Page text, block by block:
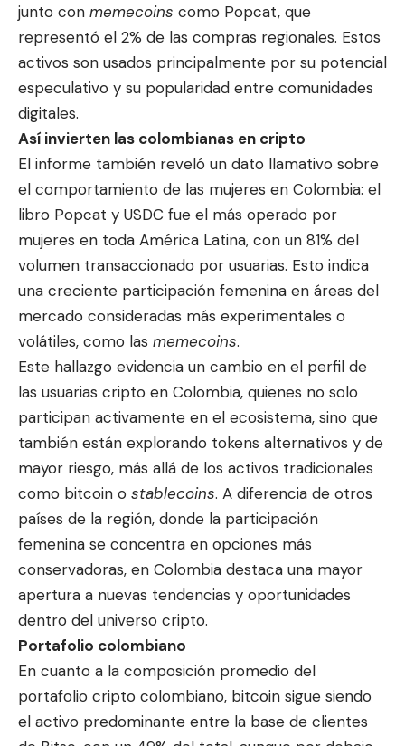
junto con memecoins como Popcat, que
representó el 2% de las compras regionales. Estos
activos son usados principalmente por su potencial
especulativo y su popularidad entre comunidades
digitales.
Así invierten las colombianas en cripto
El informe también reveló un dato llamativo sobre
el comportamiento de las mujeres en Colombia: el
libro Popcat y USDC fue el más operado por
mujeres en toda América Latina, con un 81% del
volumen transaccionado por usuarias. Esto indica
una creciente participación femenina en áreas del
mercado consideradas más experimentales o
volátiles, como las memecoins.
Este hallazgo evidencia un cambio en el perfil de
las usuarias cripto en Colombia, quienes no solo
participan activamente en el ecosistema, sino que
también están explorando tokens alternativos y de
mayor riesgo, más allá de los activos tradicionales
como bitcoin o stablecoins. A diferencia de otros
países de la región, donde la participación
femenina se concentra en opciones más
conservadoras, en Colombia destaca una mayor
apertura a nuevas tendencias y oportunidades
dentro del universo cripto.
Portafolio colombiano
En cuanto a la composición promedio del
portafolio cripto colombiano, bitcoin sigue siendo
el activo predominante entre la base de clientes